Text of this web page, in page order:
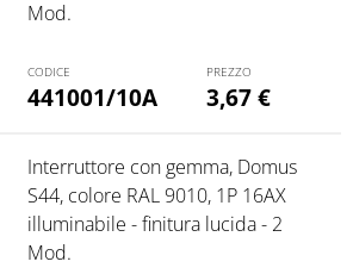
441001/10A
Mod.
3,67€
Interruttore con gemma, Domus
S44, colore RAL 9010, 1P 16AX
illuminabile - finitura lucida - 2
Mod.